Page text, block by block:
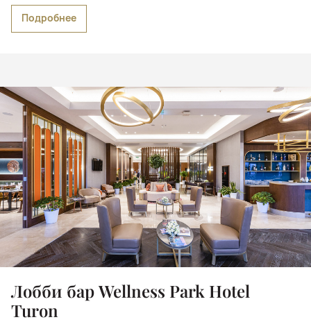
Подробнее
Лобби бар Wellness Park Hotel
Turon